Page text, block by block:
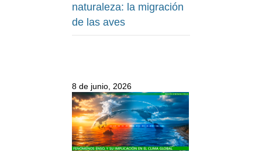
naturaleza: la migración
de las aves
8 de junio, 2026